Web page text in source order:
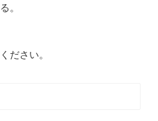
。
ださい。